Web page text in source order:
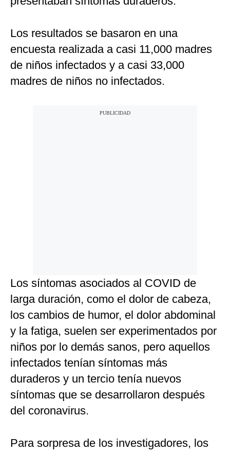
Los resultados se basaron en una
encuesta realizada a casi 11,000 madres
de niños infectados y a casi 33,000
madres de niños no infectados.
Los síntomas asociados al COVID de
larga duración, como el dolor de cabeza,
los cambios de humor, el dolor abdominal
y la fatiga, suelen ser experimentados por
niños por lo demás sanos, pero aquellos
infectados tenían síntomas más
duraderos y un tercio tenía nuevos
síntomas que se desarrollaron después
del coronavirus.
Para sorpresa de los investigadores, los